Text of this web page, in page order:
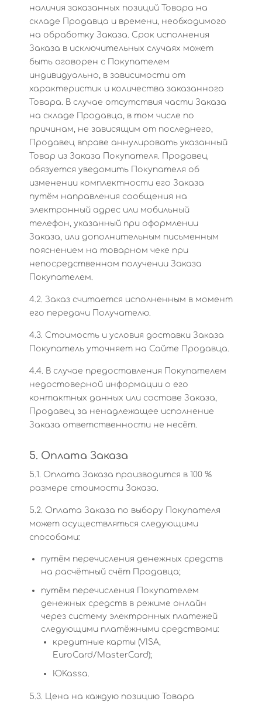
наличия заказанных позиций Товара на
складе Продавца и времени, необходимого
на обработку Заказа. Срок исполнения
Заказа в исключительных случаях может
быть оговорен с Покупателем
индивидуально, в зависимости от
характеристик и количества заказанного
Товара. В случае отсутствия части Заказа
на складе Продавца, в том числе по
причинам, не зависящим от последнего,
Продавец вправе аннулировать указанный
Товар из Заказа Покупателя. Продавец
обязуется уведомить Покупателя об
изменении комплектности его Заказа
путём направления сообщения на
электронный адрес или мобильный
телефон, указанный при оформлении
Заказа, или дополнительным письменным
пояснением на товарном чеке при
непосредственном получении Заказа
Покупателем.
4.2. Заказ считается исполненным в момент
его передачи Получателю.
4.3. Стоимость и условия доставки Заказа
Покупатель уточняет на Сайте Продавца.
4.4. В случае предоставления Покупателем
недостоверной информации о его
контактных данных или составе Заказа,
Продавец за ненадлежащее исполнение
Заказа ответственности не несёт.
5. Оплата Заказа
5.1. Оплата Заказа производится в 100 %
размере стоимости Заказа.
5.2. Оплата Заказа по выбору Покупателя
может осуществляться следующими
способами:
путём перечисления денежных средств
на расчётный счёт Продавца;
путём перечисления Покупателем
денежных средств в режиме онлайн
через систему электронных платежей
следующими платёжными средствами:
кредитные карты (VISA,
EuroCard/MasterCard);
ЮKassa.
5.3. Цена на каждую позицию Товара